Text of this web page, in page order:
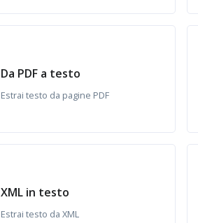
Da PDF a testo
Estrai testo da pagine PDF
XML in testo
Estrai testo da XML